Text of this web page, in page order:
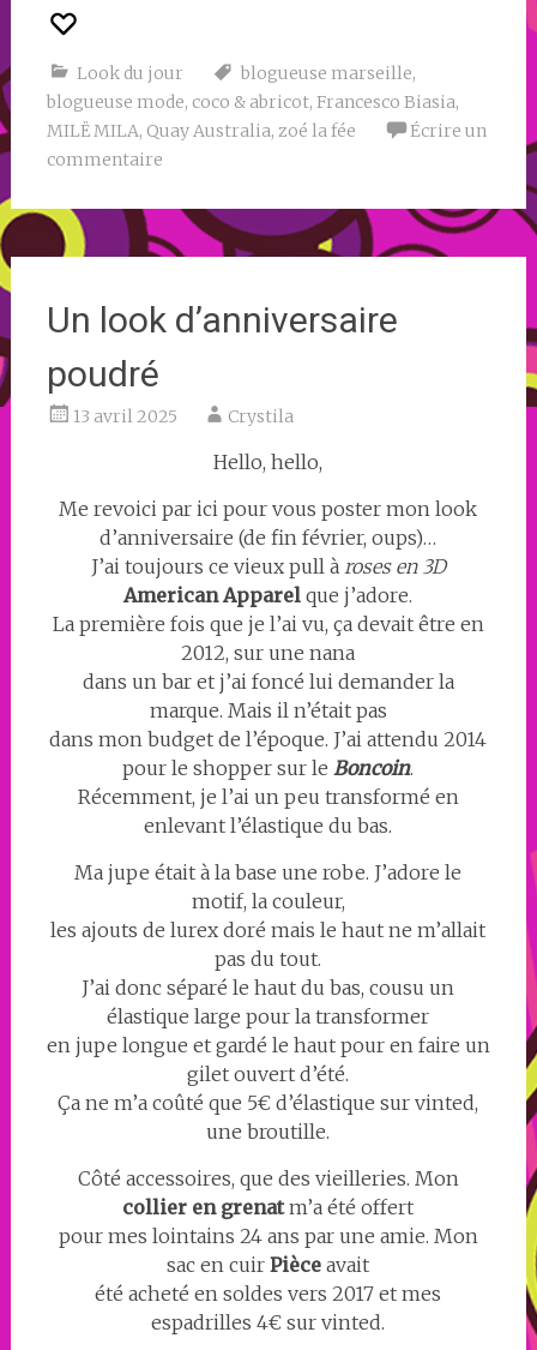
Look du jour blogueuse marseille,
blogueuse mode, coco & abricot, Francesco Biasia,
MILË MILA, Quay Australia, zoé la fée
Écrire un
commentaire
Un look d’anniversaire
poudré
13 avril 2025 Crystila
Hello, hello,
Me revoici par ici pour vous poster mon look
d’anniversaire (de fin février, oups)…
J’ai toujours ce vieux pull à roses en 3D
American Apparel que j’adore.
La première fois que je l’ai vu, ça devait être en
2012, sur une nana
dans un bar et j’ai foncé lui demander la
marque. Mais il n’était pas
dans mon budget de l’époque. J’ai attendu 2014
pour le shopper sur le Boncoin.
Récemment, je l’ai un peu transformé en
enlevant l’élastique du bas.
Ma jupe était à la base une robe. J’adore le
motif, la couleur,
les ajouts de lurex doré mais le haut ne m’allait
pas du tout.
J’ai donc séparé le haut du bas, cousu un
élastique large pour la transformer
en jupe longue et gardé le haut pour en faire un
gilet ouvert d’été.
Ça ne m’a coûté que 5€ d’élastique sur vinted,
une broutille.
Côté accessoires, que des vieilleries. Mon
collier en grenatm’a été offert
pour mes lointains 24 ans par une amie. Mon
sac en cuirPièce avait
été acheté en soldes vers 2017 et mes
espadrilles 4€ sur vinted.